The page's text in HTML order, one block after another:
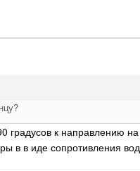
градусов к направлению
в в иде сопротивления